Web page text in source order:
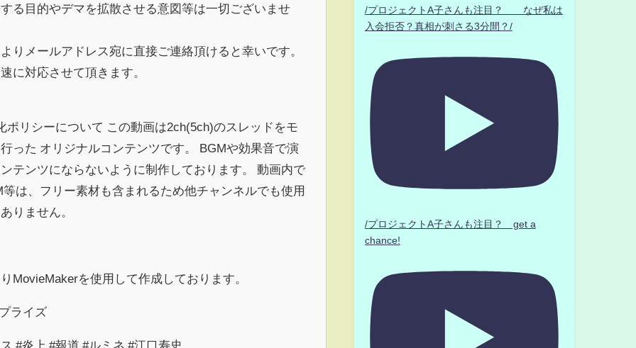
る目的やデマを拡散させる意図等は一切ございませ
りメールアドレス宛に直接ご連絡頂けると幸いです。
に対応させて頂きます。
ポリシーについて この動画は2ch(5ch)のスレッドをモ
った オリジナルコンテンツです。 BGMや効果音で演
テンツにならないように制作しております。 動画内で
は、フリー素材も含まれるため他チャンネルでも使用
りません。
MovieMakerを使用して作成しております。
ライズ
#炎上 #報道 #ルミネ #江口寿史
/プロジェクトA子さんも注目？ なぜ私は
入会拒否？真相が刺さる3分間？/
/プロジェクトA子さんも注目？ get a
chance!